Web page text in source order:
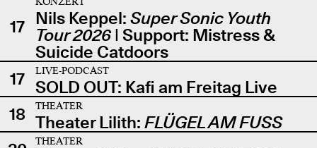
17 Nils Keppel: Super Sonic Youth
Tour 2026| Support: Mistress &
Suicide Catdoors
17
LIVE-PODCAST
SOLD OUT: Kafi am Freitag Live
18
THEATER
Theater Lilith: FLÜGEL AM FUSS
THEATER